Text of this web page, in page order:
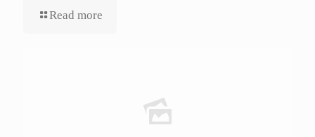
Read more